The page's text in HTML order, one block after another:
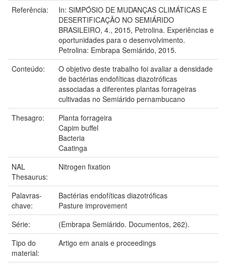
Referência:
In: SIMPÓSIO DE MUDANÇAS CLIMÁTICAS E
DESERTIFICAÇÃO NO SEMIÁRIDO
BRASILEIRO, 4., 2015, Petrolina. Experiências e
oportunidades para o desenvolvimento.
Petrolina: Embrapa Semiárido, 2015.
Conteúdo:
O objetivo deste trabalho foi avaliar a densidade
de bactérias endofíticas diazotróficas
associadas a diferentes plantas forrageiras
cultivadas no Semiárido pernambucano
Thesagro:
Planta forrageira
Capim buffel
Bacteria
Caatinga
NAL
Thesaurus:
Nitrogen fixation
Palavras-
chave:
Bactérias endofíticas diazotróficas
Pasture improvement
Série:
(Embrapa Semiárido. Documentos, 262).
Tipo do
material:
Artigo em anais e proceedings